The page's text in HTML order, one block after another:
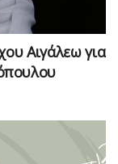
Αιγάλεω για